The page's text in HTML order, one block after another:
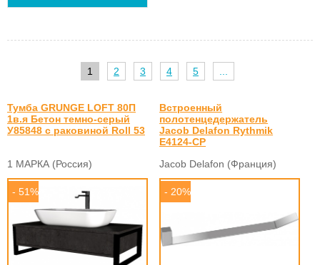
1 2 3 4 5
Тумба GRUNGE LOFT 80П
1в.я Бетон темно-серый
У85848 с раковиной Roll 53
1 МАРКА (Россия)
- 51%
Встроенный
полотенцедержатель
Jacob Delafon Rythmik
E4124-CP
Jacob Delafon (Франция)
- 20%